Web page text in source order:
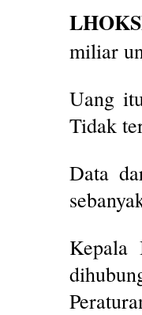
miliar
Uang
Tidak
Data
Kepala